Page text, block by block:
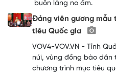
buôn làng no ấm.
Đảng viên gương mẫu
tiêu Quốc gia
VOV4-VOV.VN - Tỉnh
núi, vùng đồng bào dân
chương trình mục tiêu